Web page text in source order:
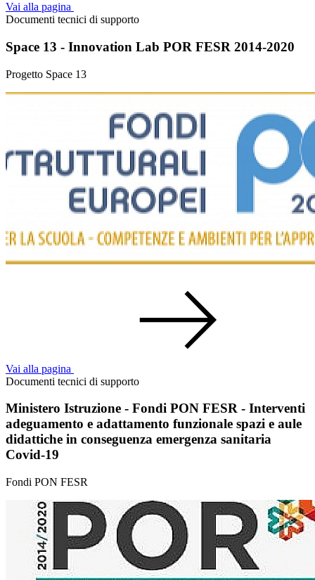
Vai alla pagina
Documenti tecnici di supporto
Space 13 - Innovation Lab POR FESR 2014-2020
Progetto Space 13
Vai alla pagina
Documenti tecnici di supporto
Ministero Istruzione - Fondi PON FESR - Interventi
adeguamento e adattamento funzionale spazi e aule
didattiche in conseguenza emergenza sanitaria
Covid-19
Fondi PON FESR